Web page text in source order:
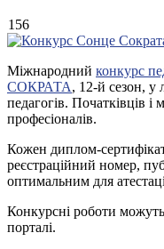
156
Міжнародний конкурс
СОКРАТА, 12-й сезон, у
педагогів. Початківців і
професіоналів.
Кожен диплом-
реєстраційний номер,
оптимальним для
Конкурсні роботи
порталі.